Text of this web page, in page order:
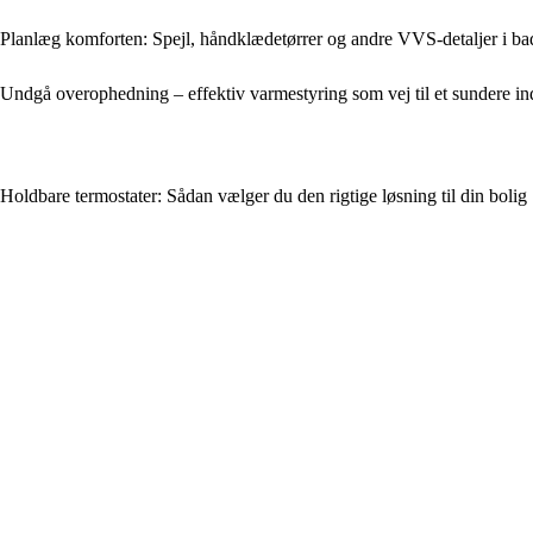
Planlæg komforten: Spejl, håndklædetørrer og andre VVS-detaljer i
Undgå overophedning – effektiv varmestyring som vej til et sundere
Holdbare termostater: Sådan vælger du den rigtige løsning til din bolig